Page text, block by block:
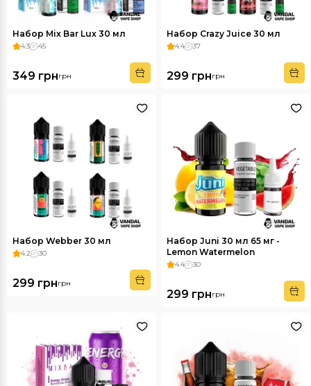
Набор Mix Bar Lux 30 мл
4.3 45
349 грнгрн
Набор Crazy Juice 30 мл
4.4 37
299 грнгрн
Набор Webber 30 мл
4.2 30
299 грнгрн
Набор Juni 30 мл 65 мг -
Lemon Watermelon
4.4 30
299 грнгрн